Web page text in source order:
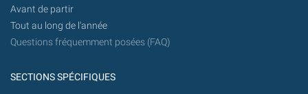
Avant de partir
Tout au long de l'année
Questions fréquemment posées (FAQ)
SECTIONS SPÉCIFIQUES